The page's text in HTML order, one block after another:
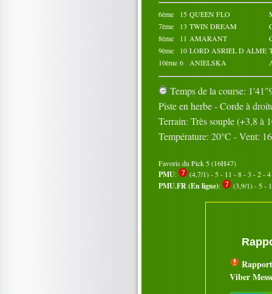
6ème 15 QUEEN FLO
7ème
13 TWIN DREAM
8ème
11 AMARANT
9ème
10 LORD ASRIEL D ALME
10ème 6 ANIELSKA
Temps de la course:
Piste en herbe - Corde à
Terrain: Très souple (+3,8 à
Température: 20°C - Vent:
Favoris du Pick 5 (16H47)
PMU: (4,7/1) - 5 - 11 - 8 - 3 - 2 -
PMU.FR (En ligne): (3,9/1) - 5 -
Viber